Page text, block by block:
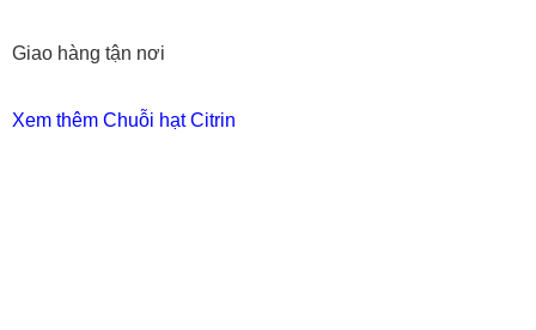
Giao hàng tận nơi
Xem thêm Chuỗi hạt Citrin